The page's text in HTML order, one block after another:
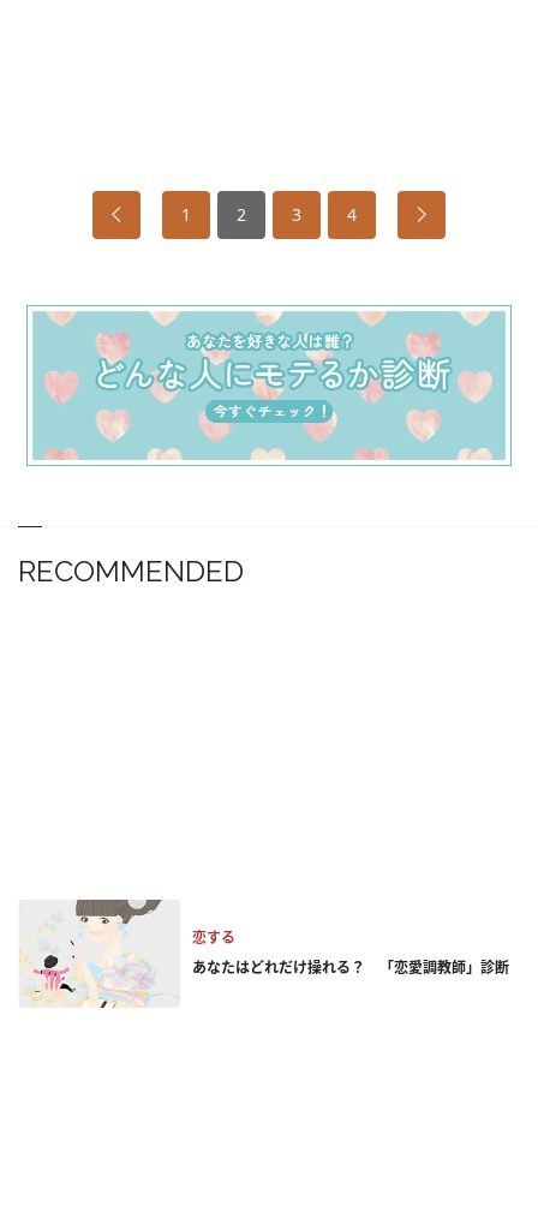
1 2 3 4
RECOMMENDED
恋する
あなたはどれだけ操れる？ 「恋愛調教師」診断